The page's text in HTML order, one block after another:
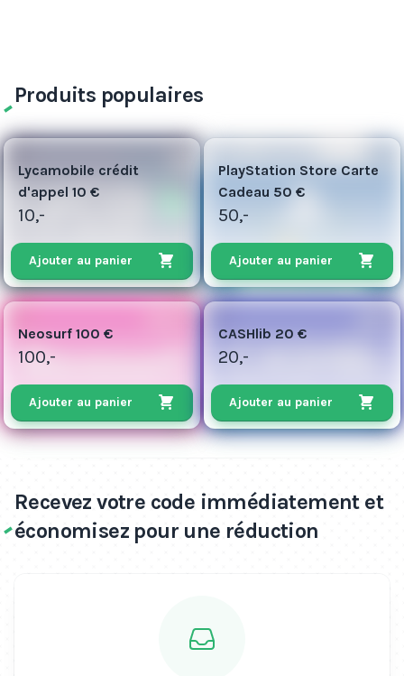
Produits populaires
5
Lycamobile crédit
d'appel 10 €
10,-
Ajouter au panier
50
PlayStation Store Carte
Cadeau 50 €
50,-
Ajouter au panier
100
Neosurf 100 €
100,-
Ajouter au panier
5
CASHlib 20 €
20,-
Ajouter au panier
Recevez votre code immédiatement et
économisez pour une réduction